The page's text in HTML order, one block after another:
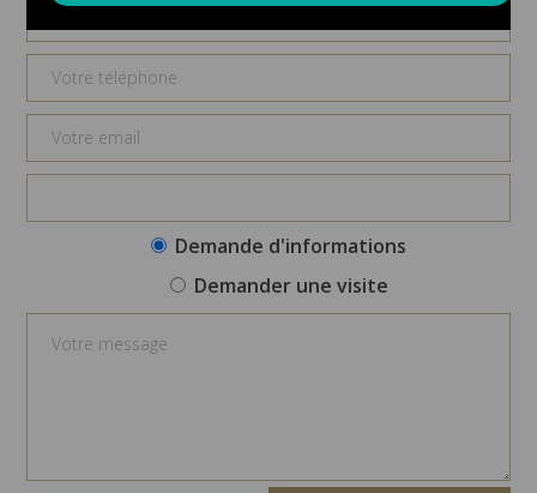
Demande d'informations
Demander une visite